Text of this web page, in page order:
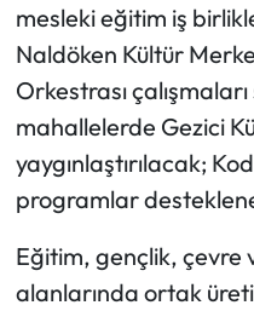
mesleki eğitim iş
Naldöken Kültür
Orkestrası
mahallelerde Gezici
yaygınlaştırılacak;
programlar
Eğitim, gençlik, çevre
alanlarında ortak